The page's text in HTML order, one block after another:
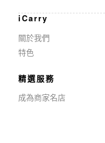
iCarry
關於我們
特色
精選服務
成為商家名店